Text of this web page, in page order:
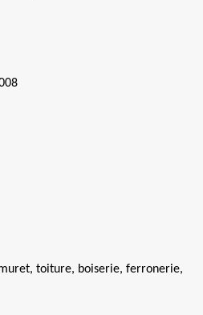
toiture, boiserie, ferronerie,